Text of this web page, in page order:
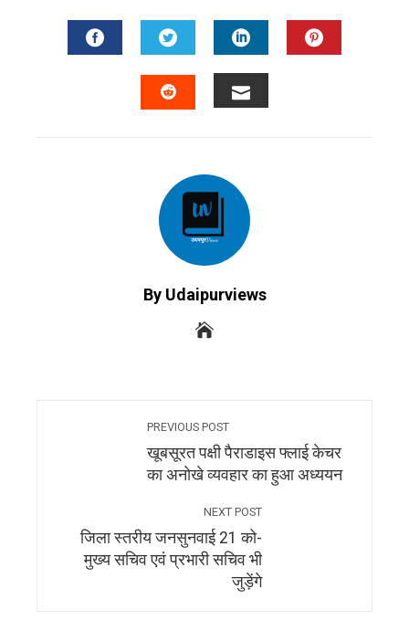
FACEBOOKTWITTERLINKEDIN
By Udaipurviews
PREVIOUS POST
खूबसूरत पक्षी पैराडाइस फ्लाई केचर
का अनोखे व्यवहार का हुआ अध्ययन
NEXT POST
जिला स्तरीय जनसुनवाई 21 को-
मुख्य सचिव एवं प्रभारी सचिव भी
जुड़ेंगे